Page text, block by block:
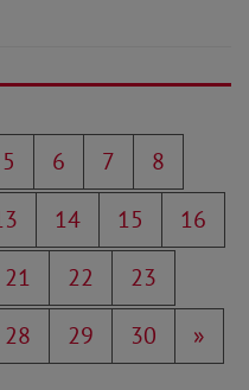
5 6 7
8
14 15
16
21 22
23
28 29 30 »